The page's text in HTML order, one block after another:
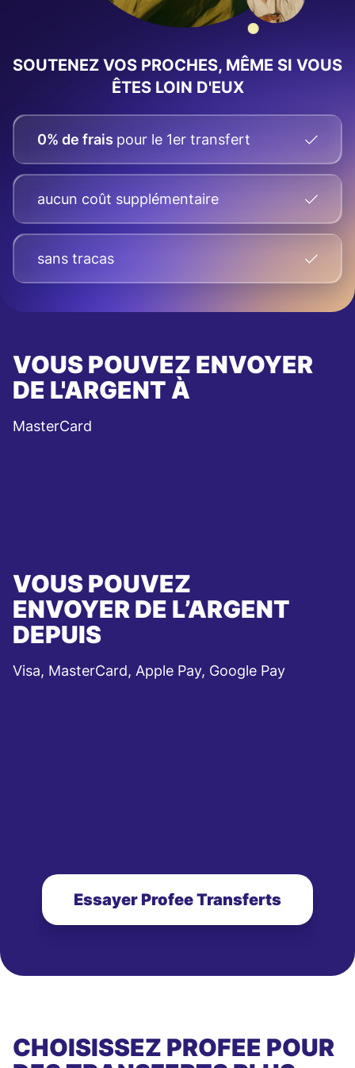
SOUTENEZ VOS PROCHES, MÊME SI VOUS
ÊTES LOIN D'EUX
0% de frais pour le 1er transfert
aucun coût supplémentaire
sans tracas
VOUS POUVEZ ENVOYER
DE L'ARGENT À
MasterCard
VOUS POUVEZ
ENVOYER DE L’ARGENT
DEPUIS
Visa, MasterCard, Apple Pay, Google Pay
Essayer Profee Transferts
CHOISISSEZ PROFEE POUR